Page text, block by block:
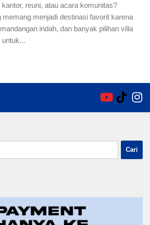
reuni, atau acara komunitas?
memang menjadi destinasi favorit karena
indah, dan banyak pilihan villa